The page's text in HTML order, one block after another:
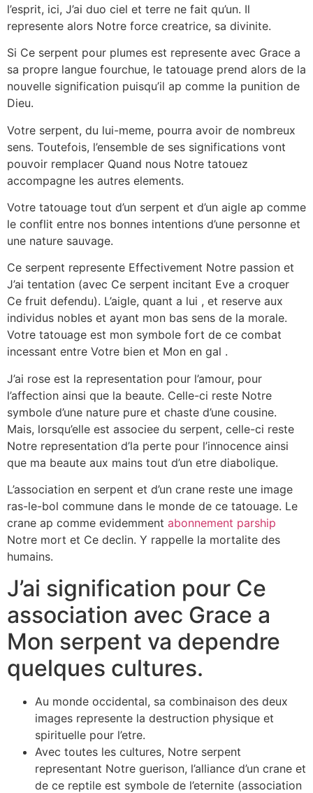
l’esprit, ici, J’ai duo ciel et terre ne fait qu’un. Il
represente alors Notre force creatrice, sa divinite.
Si Ce serpent pour plumes est represente avec Grace a
sa propre langue fourchue, le tatouage prend alors de la
nouvelle signification puisqu’il ap comme la punition de
Dieu.
Votre serpent, du lui-meme, pourra avoir de nombreux
sens. Toutefois, l’ensemble de ses significations vont
pouvoir remplacer Quand nous Notre tatouez
accompagne les autres elements.
Votre tatouage tout d’un serpent et d’un aigle ap comme
le conflit entre nos bonnes intentions d’une personne et
une nature sauvage.
Ce serpent represente Effectivement Notre passion et
J’ai tentation (avec Ce serpent incitant Eve a croquer
Ce fruit defendu). L’aigle, quant a lui , et reserve aux
individus nobles et ayant mon bas sens de la morale.
Votre tatouage est mon symbole fort de ce combat
incessant entre Votre bien et Mon en gal .
J’ai rose est la representation pour l’amour, pour
l’affection ainsi que la beaute. Celle-ci reste Notre
symbole d’une nature pure et chaste d’une cousine.
Mais, lorsqu’elle est associee du serpent, celle-ci reste
Notre representation d’la perte pour l’innocence ainsi
que ma beaute aux mains tout d’un etre diabolique.
L’association en serpent et d’un crane reste une image
ras-le-bol commune dans le monde de ce tatouage. Le
crane ap comme evidemment abonnement parship
Notre mort et Ce declin. Y rappelle la mortalite des
humains.
J’ai signification pour Ce
association avec Grace a
Mon serpent va dependre
quelques cultures.
Au monde occidental, sa combinaison des deux
images represente la destruction physique et
spirituelle pour l’etre.
Avec toutes les cultures, Notre serpent
representant Notre guerison, l’alliance d’un crane et
de ce reptile est symbole de l’eternite (association